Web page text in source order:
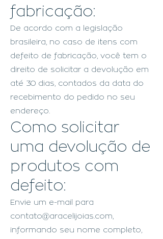
fabricação:
De acordo com a legislação
brasileira, no caso de itens com
defeito de fabricação, você tem o
direito de solicitar a devolução em
até 30 dias, contados da data do
recebimento do pedido no seu
endereço.
Como solicitar
uma devolução de
produtos com
defeito:
Envie um e-mail para
contato@aracelijoias.com,
informando seu nome completo,